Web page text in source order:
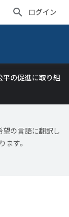
ログイン
の促進に取り組
望の言語に翻訳し
ます。